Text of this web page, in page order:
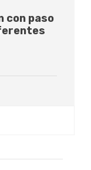
con paso